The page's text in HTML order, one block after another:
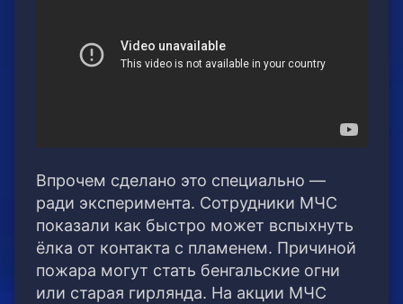
Впрочем сделано это специально —
ради эксперимента. Сотрудники МЧС
показали как быстро может вспыхнуть
ёлка от контакта с пламенем. Причиной
пожара могут стать бенгальские огни
или старая гирлянда. На акции МЧС